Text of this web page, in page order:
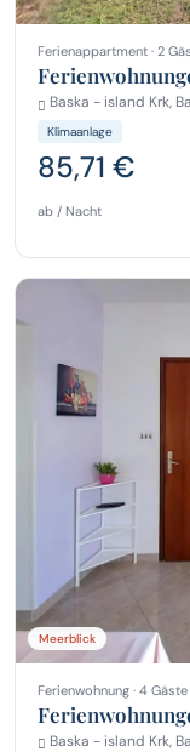
Ferienappartment · 2
Baska - island Krk,
Klimaanlage
85,71 €
ab / Nacht
Meerblick
Ferienwohnung · 4
Baska - island Krk,